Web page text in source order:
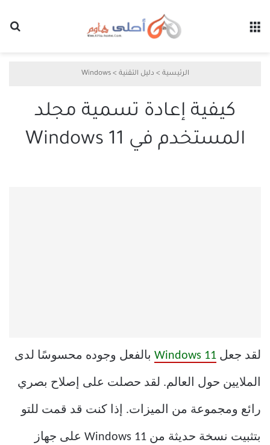
الرئيسية > دليل التقنية >
Windows
كيفية إعادة تسمية مجلد
المستخدم في Windows 11
لقد جعل Windows 11 بالفعل وجوده محسوسًا لدى
الملايين حول العالم. لقد حصلت على إصلاح بصري
رائع ومجموعة من الميزات. إذا كنت قد قمت للتو
بتثبيت نسخة حديثة من Windows 11 على جهاز